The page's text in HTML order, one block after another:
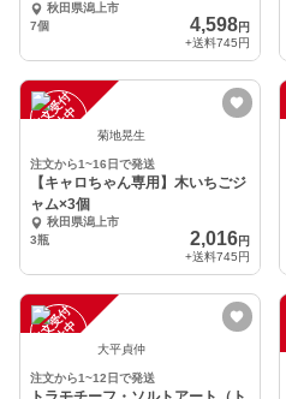
秋田県潟上市
7個
4,598円
+送料745円
注
文
受
付
停
止
中 菊地晃生
注文から1~16日で発送
【キャロちゃん専用】木いちごジ
ャム×3個
秋田県潟上市
3瓶
2,016円
+送料745円
注
文
受
付
停
止
中 大平貞仲
注文から1~12日で発送